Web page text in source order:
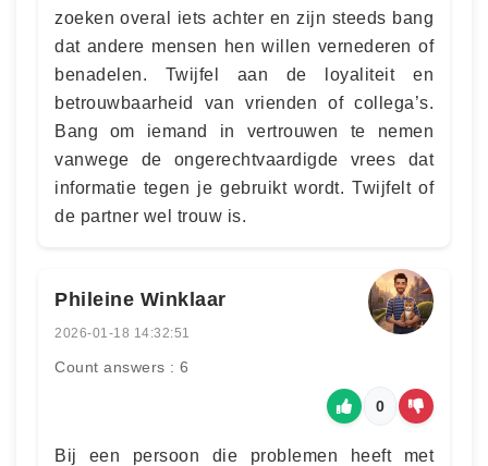
zoeken overal iets achter en zijn steeds bang
dat andere mensen hen willen vernederen of
benadelen. Twijfel aan de loyaliteit en
betrouwbaarheid van vrienden of collega’s.
Bang om iemand in vertrouwen te nemen
vanwege de ongerechtvaardigde vrees dat
informatie tegen je gebruikt wordt. Twijfelt of
de partner wel trouw is.
Phileine Winklaar
2026-01-18 14:32:51
Count answers : 6
0
Bij een persoon die problemen heeft met